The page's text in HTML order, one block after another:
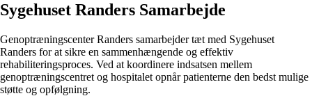
Sygehuset Randers Samarbejde
Genoptræningscenter Randers samarbejder tæt med Sygehuset
Randers for at sikre en sammenhængende og effektiv
rehabiliteringsproces. Ved at koordinere indsatsen mellem
genoptræningscentret og hospitalet opnår patienterne den bedst mulige
støtte og opfølgning.